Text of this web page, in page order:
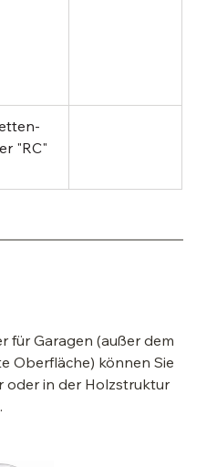
"RC"
für Garagen (außer dem
Oberfläche) können Sie
oder in der Holzstruktur